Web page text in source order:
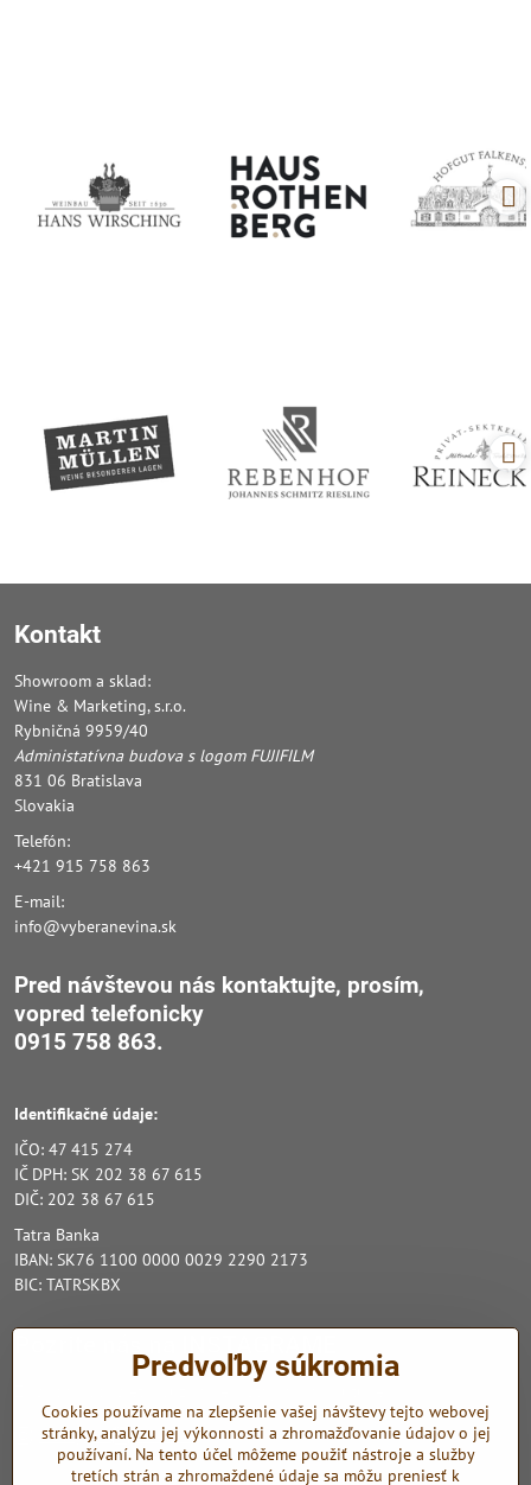
Kontakt
Showroom a sklad:
Wine & Marketing, s.r.o.
Rybničná 9959/40
Administatívna budova s logom FUJIFILM
831 06 Bratislava
Slovakia
Telefón:
+421 915 758 863
E-mail:
info@vyberanevina.sk
Pred návštevou nás kontaktujte, prosím,
vopred telefonicky
0915 758 863.
Identifikačné údaje:
IČO: 47 415 274
IČ DPH: SK 202 38 67 615
DIČ: 202 38 67 615
Tatra Banka
IBAN: SK76 1100 0000 0029 2290 2173
BIC: TATRSKBX
Instagram Youtube
Predvoľby súkromia
Cookies používame na zlepšenie vašej návštevy tejto webovej
stránky, analýzu jej výkonnosti a zhromažďovanie údajov o jej
používaní. Na tento účel môžeme použiť nástroje a služby
tretích strán a zhromaždené údaje sa môžu preniesť k